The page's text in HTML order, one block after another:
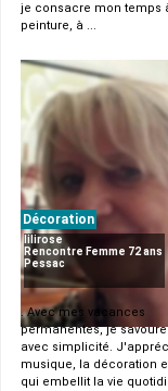
je consacre mon temps
peinture, à ...
Décoration
lilirose
Rencontre Femme 72 ans
Pessac
. Avec mes vacances
permanentes, je
avec simplicité.
musique, la décoration
qui embellit la vie